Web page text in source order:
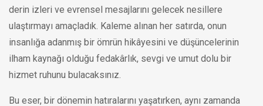
derin izleri ve evrensel mesajlarını gelecek nesillere
ulaştırmayı amaçladık. Kaleme alınan her satırda, onun
insanlığa adanmış bir ömrün hikâyesini ve düşüncelerinin
ilham kaynağı olduğu fedakârlık, sevgi ve umut dolu bir
hizmet ruhunu bulacaksınız.
Bu eser, bir dönemin hatıralarını yaşatırken, aynı zamanda